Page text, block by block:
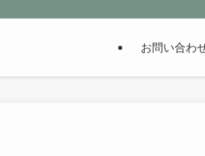
る魅惑の世界を探求しよう。歴史が苦手な
お問い合わ